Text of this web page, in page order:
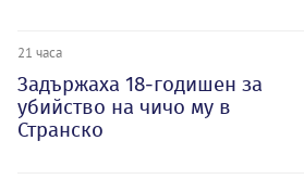
21 часа
Задържаха 18-годишен за
убийство на чичо му в
Странско